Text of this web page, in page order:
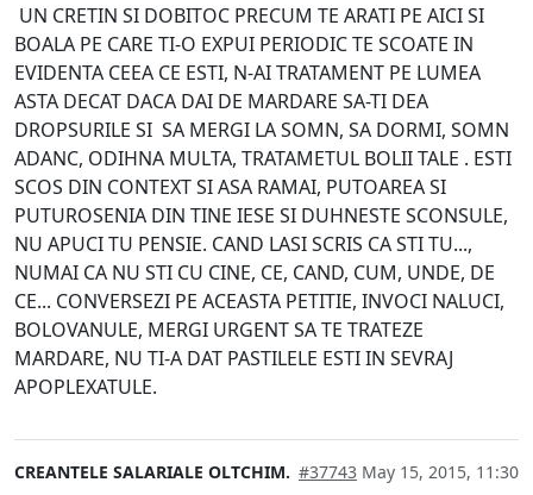
UN CRETIN SI DOBITOC PRECUM TE ARATI PE AICI SI
BOALA PE CARE TI-O EXPUI PERIODIC TE SCOATE IN
EVIDENTA CEEA CE ESTI, N-AI TRATAMENT PE LUMEA
ASTA DECAT DACA DAI DE MARDARE SA-TI DEA
DROPSURILE SI SA MERGI LA SOMN, SA DORMI, SOMN
ADANC, ODIHNA MULTA, TRATAMETUL BOLII TALE . ESTI
SCOS DIN CONTEXT SI ASA RAMAI, PUTOAREA SI
PUTUROSENIA DIN TINE IESE SI DUHNESTE SCONSULE,
NU APUCI TU PENSIE. CAND LASI SCRIS CA STI TU...,
NUMAI CA NU STI CU CINE, CE, CAND, CUM, UNDE, DE
CE... CONVERSEZI PE ACEASTA PETITIE, INVOCI NALUCI,
BOLOVANULE, MERGI URGENT SA TE TRATEZE
MARDARE, NU TI-A DAT PASTILELE ESTI IN SEVRAJ
APOPLEXATULE.
CREANTELE SALARIALE OLTCHIM. #37743 May 15, 2015, 11:30